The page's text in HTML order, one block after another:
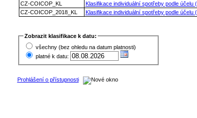
CZ-COICOP_KL Klasifikace individuální spotřeby podle účelu
CZ-COICOP_2018_KL
Klasifikace individuální spotřeby podle účelu
Zobrazit klasifikace k datu:
všechny (bez ohledu na datum platnosti)
platné k datu:
Prohlášení o přístupnosti